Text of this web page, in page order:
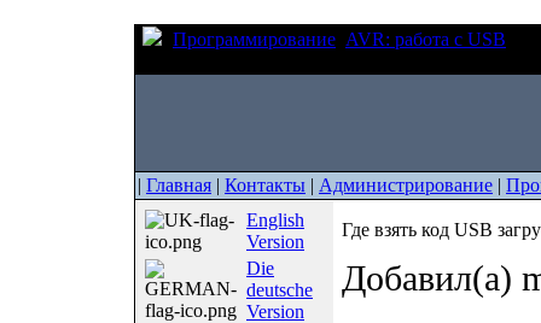
Программирование AVR: работа с USB
| Главная | Контакты | Администрирование |
English
Version
Die
deutsche
Version
Где взять код USB
Добавил(а)